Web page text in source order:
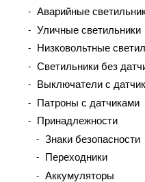
Аварийные
Уличные светильники
Низковольтные
Светильники без
Выключатели с
Патроны с датчиками
Принадлежности
Знаки безопасности
Переходники
Аккумуляторы